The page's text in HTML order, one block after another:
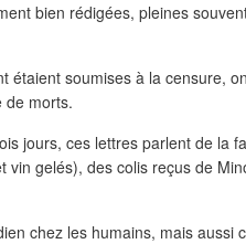
bien rédigées, pleines
étaient soumises à la censure,
de morts.
jours, ces lettres parlent de la
vin gelés), des colis reçus de
chez les humains, mais aussi